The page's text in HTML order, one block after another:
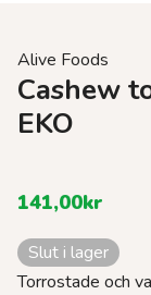
Alive Foods
Cashew
EKO
141,00kr
Slut i lager
Torrostade och